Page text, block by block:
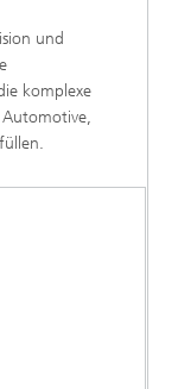
und
komplexe